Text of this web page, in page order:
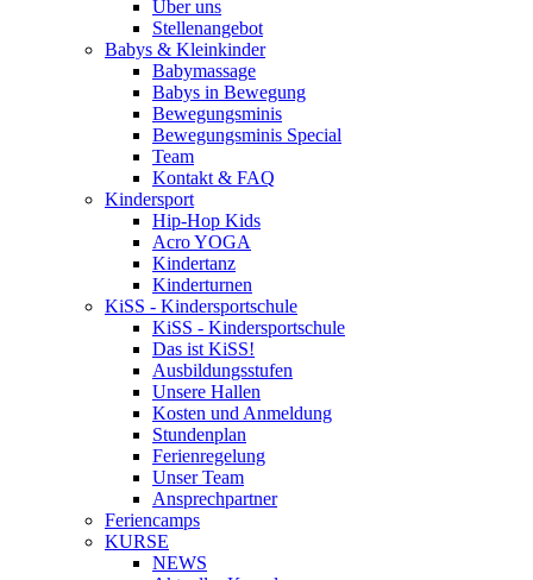
Über uns
Stellenangebot
Babys & Kleinkinder
Babymassage
Babys in Bewegung
Bewegungsminis
Bewegungsminis Special
Team
Kontakt & FAQ
Kindersport
Hip-Hop Kids
Acro YOGA
Kindertanz
Kinderturnen
KiSS - Kindersportschule
KiSS - Kindersportschule
Das ist KiSS!
Ausbildungsstufen
Unsere Hallen
Kosten und Anmeldung
Stundenplan
Ferienregelung
Unser Team
Ansprechpartner
Feriencamps
KURSE
NEWS